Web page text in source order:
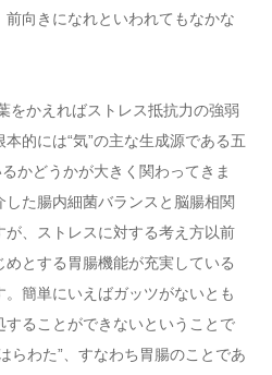
向きになれといわれてもなかな
をかえればストレス抵抗力の強弱
的には“気”の主な生成源である五
かどうかが大きく関わってきま
た腸内細菌バランスと脳腸相関
、ストレスに対する考え方以前
とする胃腸機能が充実している
簡単にいえばガッツがないとも
ることができないということで
らわた”、すなわち胃腸のことであ